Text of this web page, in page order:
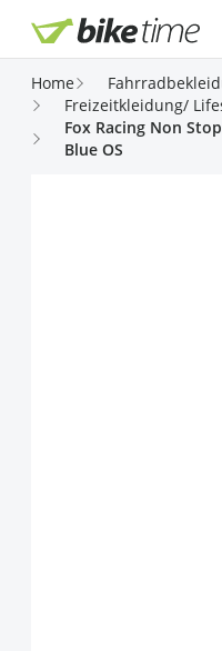
Direkt zum Inhalt
Home
Freizeitkleidung/
Fox Racing Non
Blue OS